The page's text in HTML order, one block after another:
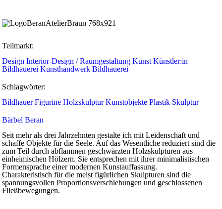
Teilmarkt:
Design Interior-Design / Raumgestaltung Kunst Künstler:in
Bildhauerei Kunsthandwerk Bildhauerei
Schlagwörter:
Bildhauer Figurine Holzskulptur Kunstobjekte Plastik Skulptur
Bärbel Beran
Seit mehr als drei Jahrzehnten gestalte ich mit Leidenschaft und
schaffe Objekte für die Seele. Auf das Wesentliche reduziert sind die
zum Teil durch abflammen geschwärzten Holzskulpturen aus
einheimischen Hölzern. Sie entsprechen mit ihrer minimalistischen
Formensprache einer modernen Kunstauffassung.
Charakteristisch für die meist figürlichen Skulpturen sind die
spannungsvollen Proportionsverschiebungen und geschlossenen
Fließbewegungen.